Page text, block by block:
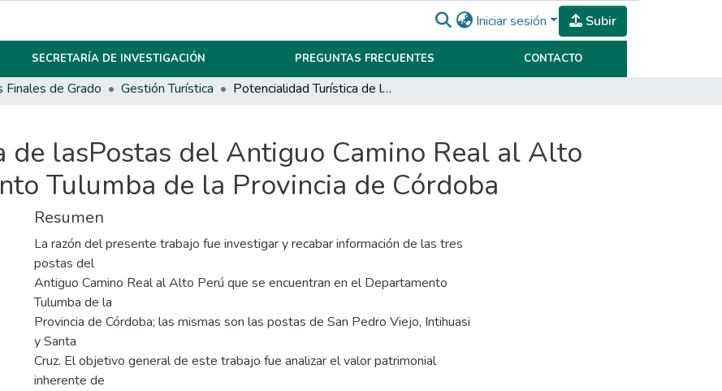
Iniciar sesión Subir
SECRETARÍA DE INVESTIGACIÓN PREGUNTAS FRECUENTES CONTACTO
Finales de Grado Gestión Turística Potencialidad Turística de lasPostas del Antiguo Camino Real al Alto Perú en el Departamento Tulumba de la Provincia de Córdoba
de lasPostas del Antiguo Camino Real al Alto
Tulumba de la Provincia de Córdoba
Resumen
La razón del presente trabajo fue investigar y recabar información de las tres
postas del
Antiguo Camino Real al Alto Perú que se encuentran en el Departamento
Tulumba de la
Provincia de Córdoba; las mismas son las postas de San Pedro Viejo, Intihuasi
y Santa
Cruz. El objetivo general de este trabajo fue analizar el valor patrimonial
inherente de